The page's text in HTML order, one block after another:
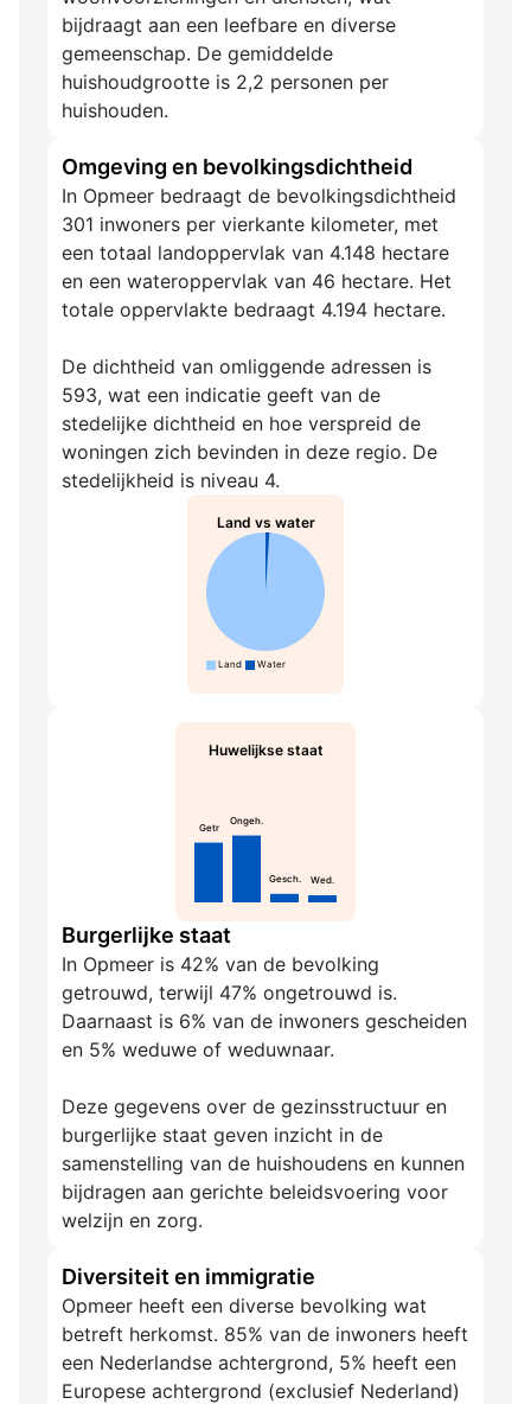
bijdraagt aan een leefbare en diverse
gemeenschap. De gemiddelde
huishoudgrootte is 2,2 personen per
huishouden.
Omgeving en bevolkingsdichtheid
In Opmeer bedraagt de bevolkingsdichtheid
301 inwoners per vierkante kilometer, met
een totaal landoppervlak van 4.148 hectare
en een wateroppervlak van 46 hectare. Het
totale oppervlakte bedraagt 4.194 hectare.
De dichtheid van omliggende adressen is
593, wat een indicatie geeft van de
stedelijke dichtheid en hoe verspreid de
woningen zich bevinden in deze regio. De
stedelijkheid is niveau 4.
Land vs water
Land Water
Huwelijkse staat
Getr
Ongeh.
Gesch. Wed.
Burgerlijke staat
In Opmeer is 42% van de bevolking
getrouwd, terwijl 47% ongetrouwd is.
Daarnaast is 6% van de inwoners gescheiden
en 5% weduwe of weduwnaar.
Deze gegevens over de gezinsstructuur en
burgerlijke staat geven inzicht in de
samenstelling van de huishoudens en kunnen
bijdragen aan gerichte beleidsvoering voor
welzijn en zorg.
Diversiteit en immigratie
Opmeer heeft een diverse bevolking wat
betreft herkomst. 85% van de inwoners heeft
een Nederlandse achtergrond, 5% heeft een
Europese achtergrond (exclusief Nederland)